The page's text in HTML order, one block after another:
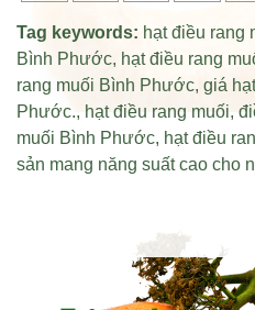
Tag keywords: hạt điều rang
Bình Phước, hạt điều rang
rang muối Bình Phước,giá
Phước., hạt điều rang muối,
muối Bình Phước, hạt điều
sản mang năng suất cao cho